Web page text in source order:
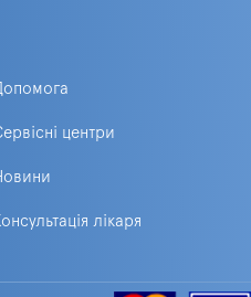
центри
лікаря